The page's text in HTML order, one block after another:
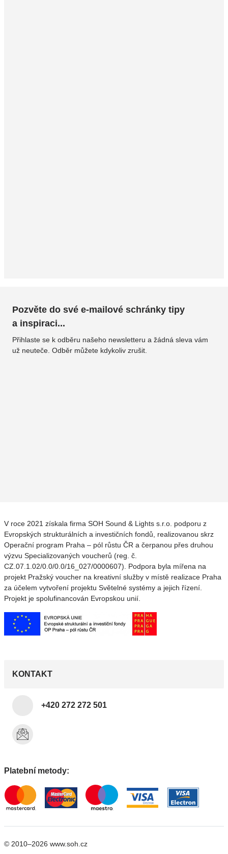
Pozvěte do své e-mailové schránky tipy
a inspiraci...
Přihlaste se k odběru našeho newsletteru a žádná sleva vám
už neuteče. Odběr můžete kdykoliv zrušit.
V roce 2021 získala firma SOH Sound & Lights s.r.o. podporu z
Evropských strukturálních a investičních fondů, realizovanou skrz
Operační program Praha – pól růstu ČR a čerpanou přes druhou
výzvu Specializovaných voucherů (reg. č.
CZ.07.1.02/0.0/0.0/16_027/0000607). Podpora byla mířena na
projekt Pražský voucher na kreativní služby v místě realizace Praha
za účelem vytvoření projektu Světelné systémy a jejich řízení.
Projekt je spolufinancován Evropskou unií.
KONTAKT
+420 272 272 501
Platební metody:
© 2010–2026 www.soh.cz